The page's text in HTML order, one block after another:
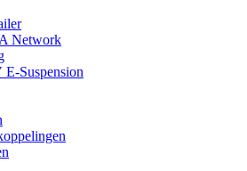
Network
E-Suspension